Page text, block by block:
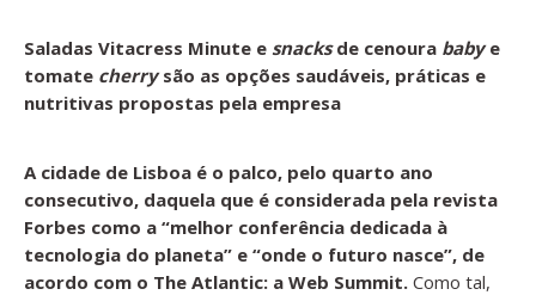
Saladas Vitacress Minute e snacksde cenoura babye
tomate cherrysão as opções saudáveis, práticas e
nutritivas propostas pela empresa
A cidade de Lisboa é o palco, pelo quarto ano
consecutivo, daquela que é considerada pela revista
Forbes como a “melhor conferência dedicada à
tecnologia do planeta” e “onde o futuro nasce”, de
acordo com o The Atlantic: a Web Summit. Como tal,